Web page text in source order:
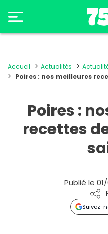
Accueil Actualités
Poires : nos meilleures
Poires :
recettes
Publié le
Suivez-